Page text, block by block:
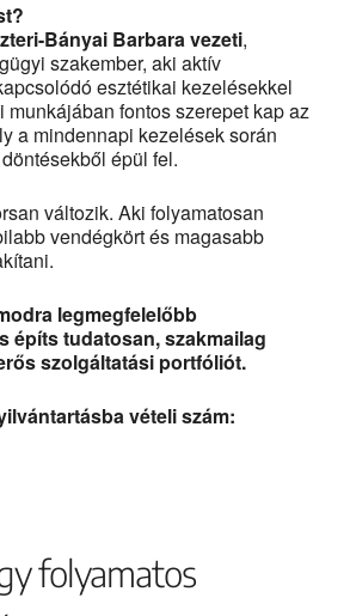
Bányai Barbara vezeti,
szakember, aki aktív
esztétikai kezelésekkel
munkájában fontos szerepet kap az
a mindennapi kezelések során
épül fel.
változik. Aki folyamatosan
vendégkört és magasabb
legmegfelelőbb
építs tudatosan, szakmailag
szolgáltatási portfóliót.
vételi szám:
folyamatos